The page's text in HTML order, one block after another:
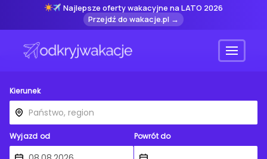
Najlepsze oferty wakacyjne na LATO 2026
Przejdź do wakacje.pl →
Menu
Kierunek
Wyjazd od Powrót do